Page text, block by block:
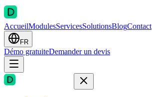
AccueilModulesServicesSolutionsBlogContact
FR
Démo gratuiteDemander un devis